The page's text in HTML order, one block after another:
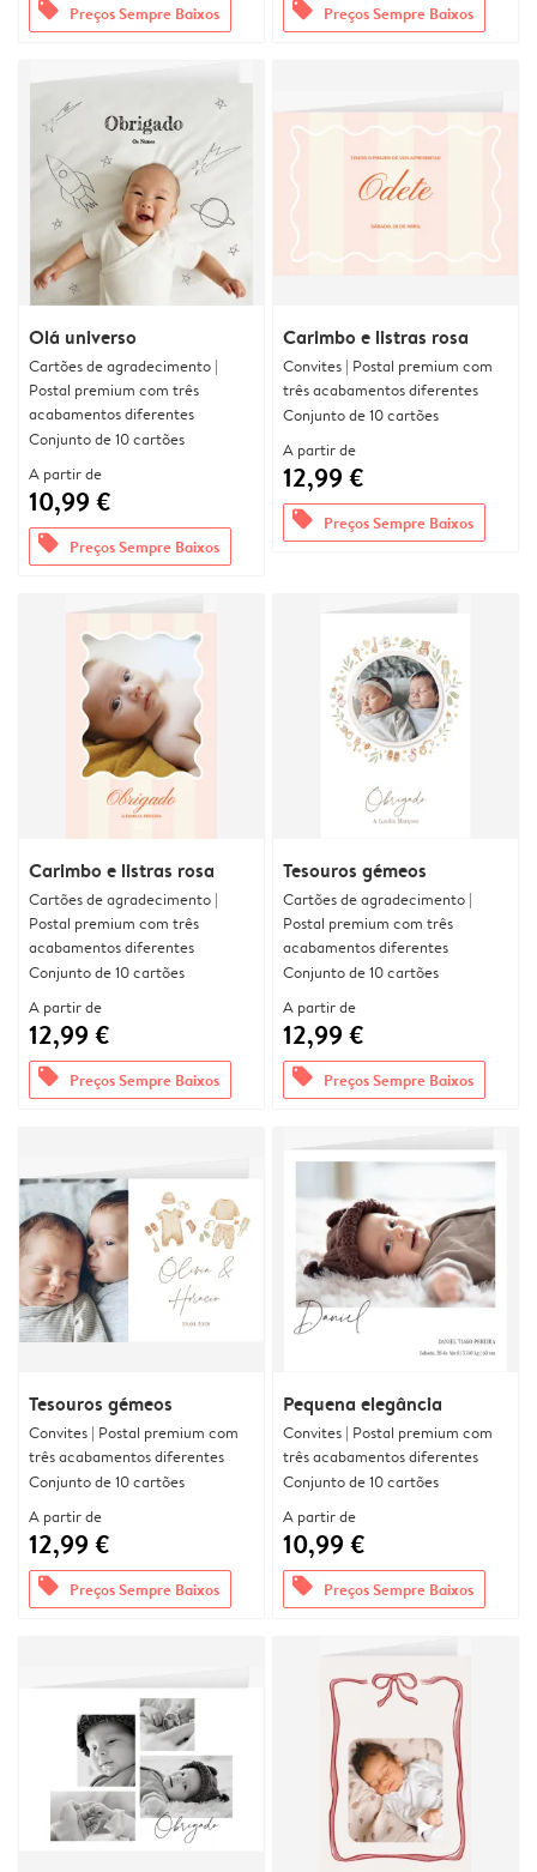
offers Preços Sempre Baixos offers Preços Sempre Baixos
Olá universo
Cartões de agradecimento |
Postal premium com três
acabamentos diferentes
Conjunto de 10 cartões
A partir de
10,99 €
offers Preços Sempre Baixos
Carimbo e listras rosa
Convites | Postal premium com
três acabamentos diferentes
Conjunto de 10 cartões
A partir de
12,99 €
offers Preços Sempre Baixos
Carimbo e listras rosa
Cartões de agradecimento |
Postal premium com três
acabamentos diferentes
Conjunto de 10 cartões
A partir de
12,99 €
offers Preços Sempre Baixos
Tesouros gémeos
Cartões de agradecimento |
Postal premium com três
acabamentos diferentes
Conjunto de 10 cartões
A partir de
12,99 €
offers Preços Sempre Baixos
Tesouros gémeos
Convites | Postal premium com
três acabamentos diferentes
Conjunto de 10 cartões
A partir de
12,99 €
offers Preços Sempre Baixos
Pequena elegância
Convites | Postal premium com
três acabamentos diferentes
Conjunto de 10 cartões
A partir de
10,99 €
offers Preços Sempre Baixos